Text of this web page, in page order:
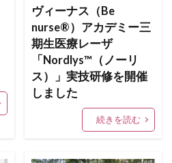
ヴィーナス（Be
nurse®）アカデミー三
期生医療レーザ
「Nordlys™（ノーリ
ス）」実技研修を開催
しました
続きを読む